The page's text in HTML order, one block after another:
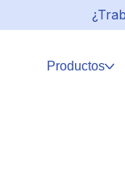
Productos